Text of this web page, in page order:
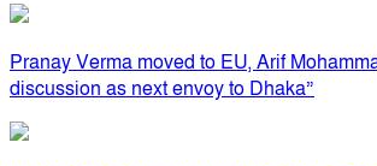
Pranay Verma moved to EU, Arif
discussion as next envoy to Dhaka”